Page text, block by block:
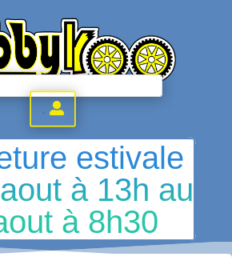
.
estivale
à 13h au
à 8h30